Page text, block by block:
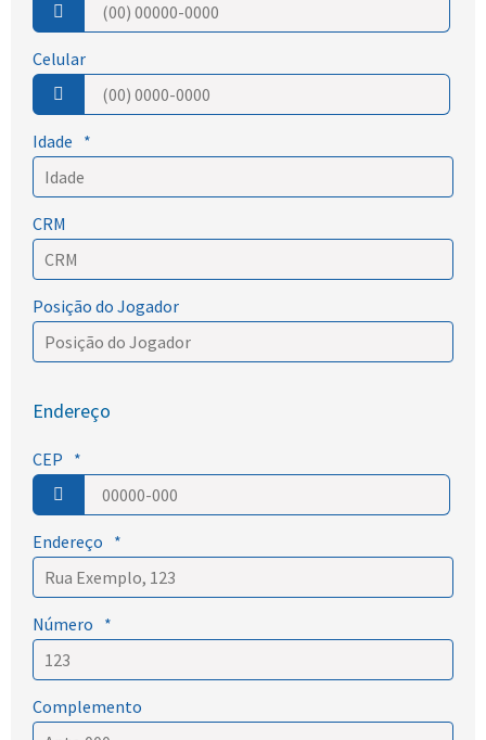
Celular
Idade *
CRM
Posição do Jogador
Endereço
CEP *
Endereço *
Número *
Complemento